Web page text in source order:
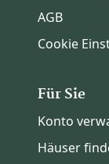
AGB
Cookie
Für Sie
Konto
Häuser